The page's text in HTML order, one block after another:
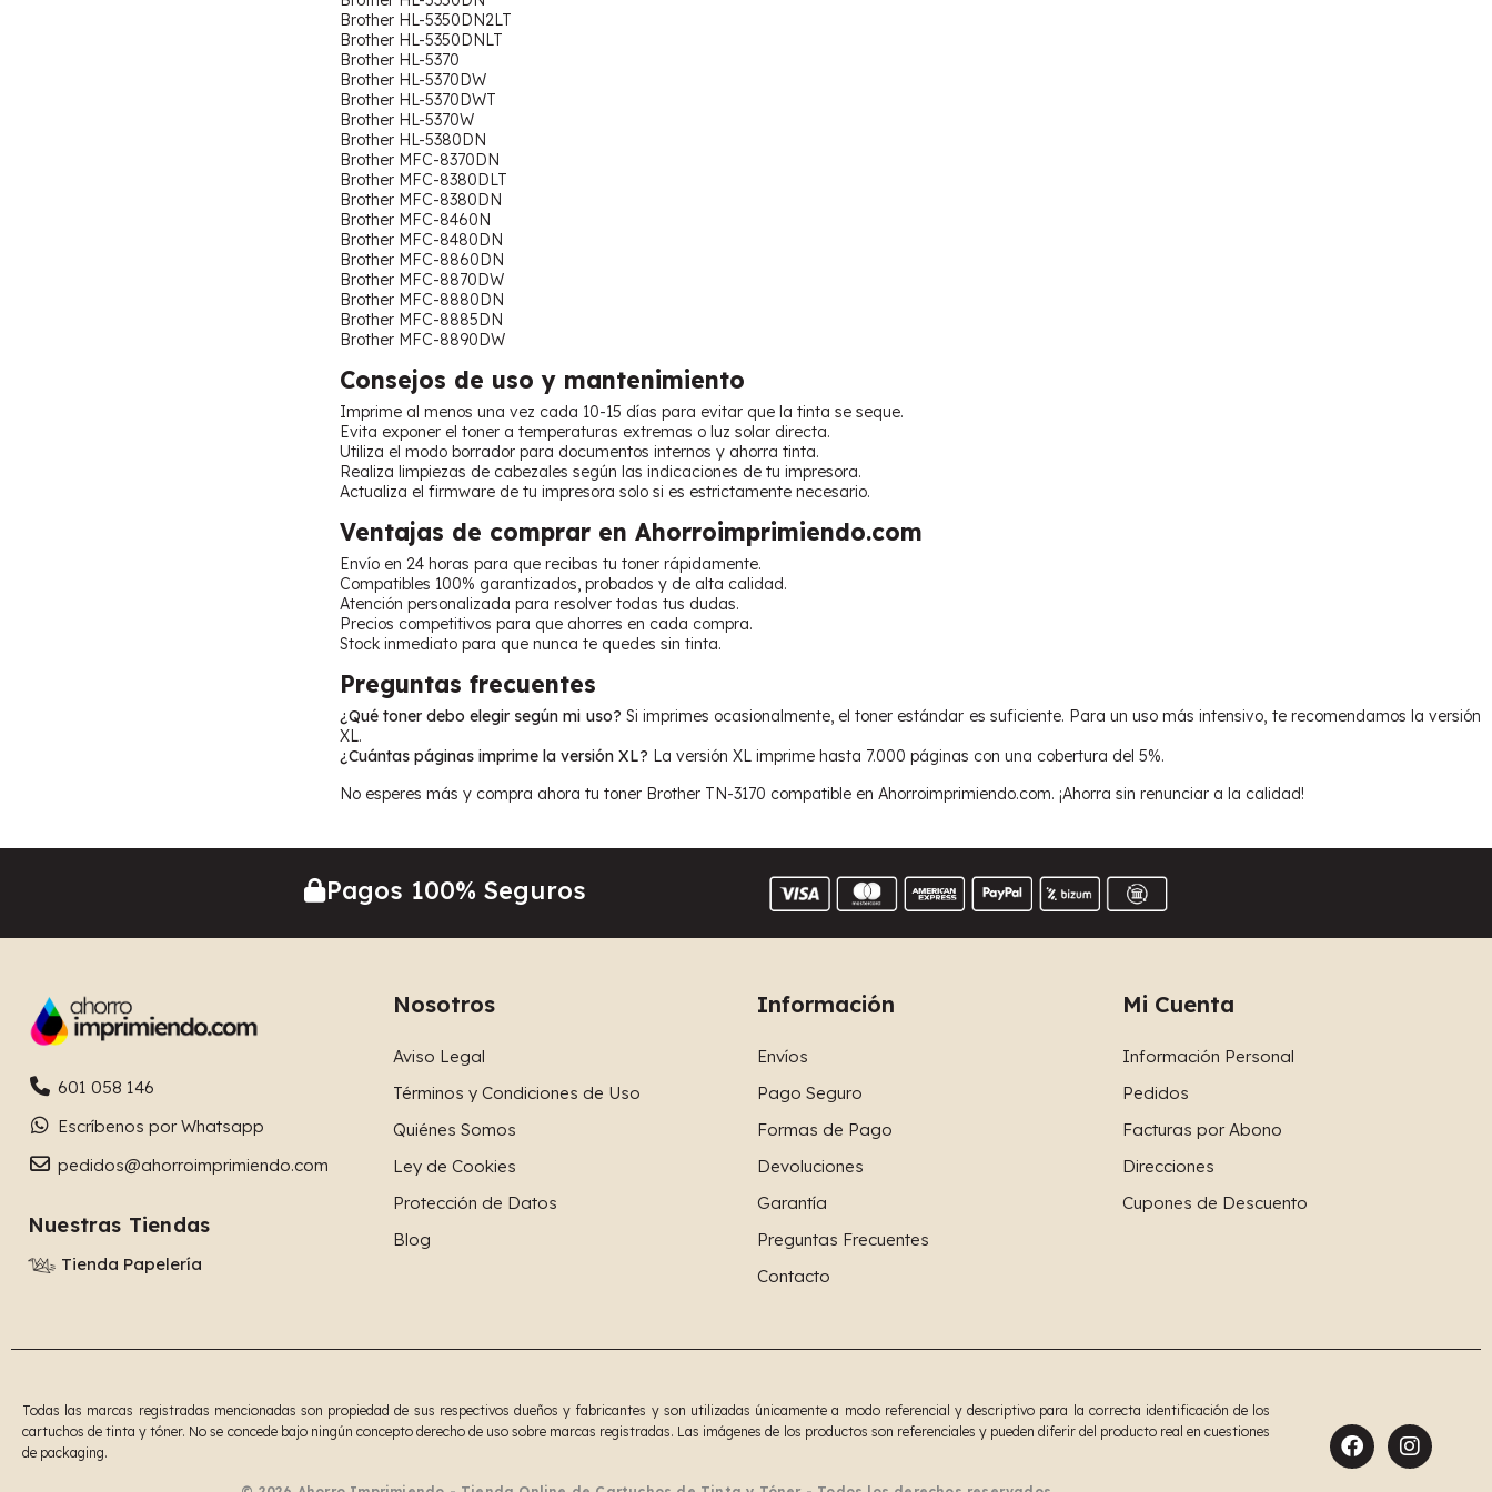
Brother HL-5350DN2LT
Brother HL-5350DNLT
Brother HL-5370
Brother HL-5370DW
Brother HL-5370DWT
Brother HL-5370W
Brother HL-5380DN
Brother MFC-8370DN
Brother MFC-8380DLT
Brother MFC-8380DN
Brother MFC-8460N
Brother MFC-8480DN
Brother MFC-8860DN
Brother MFC-8870DW
Brother MFC-8880DN
Brother MFC-8885DN
Brother MFC-8890DW
Consejos de uso y mantenimiento
Imprime al menos una vez cada 10-15 días para evitar que la tinta se seque.
Evita exponer el toner a temperaturas extremas o luz solar directa.
Utiliza el modo borrador para documentos internos y ahorra tinta.
Realiza limpiezas de cabezales según las indicaciones de tu impresora.
Actualiza el firmware de tu impresora solo si es estrictamente necesario.
Ventajas de comprar en Ahorroimprimiendo.com
Envío en 24 horas para que recibas tu toner rápidamente.
Compatibles 100% garantizados, probados y de alta calidad.
Atención personalizada para resolver todas tus dudas.
Precios competitivos para que ahorres en cada compra.
Stock inmediato para que nunca te quedes sin tinta.
Preguntas frecuentes
¿Qué toner debo elegir según mi uso? Si imprimes ocasionalmente, el toner estándar es suficiente. Para un uso más intensivo, te recomendamos la versión
XL.
¿Cuántas páginas imprime la versión XL? La versión XL imprime hasta 7.000 páginas con una cobertura del 5%.
No esperes más y compra ahora tu toner Brother TN-3170 compatible en Ahorroimprimiendo.com. ¡Ahorra sin renunciar a la calidad!
Pagos 100% Seguros
601 058 146
Escríbenos por Whatsapp
pedidos@ahorroimprimiendo.com
Nuestras Tiendas
Tienda Papelería
Nosotros
Aviso Legal
Términos y Condiciones de Uso
Quiénes Somos
Ley de Cookies
Protección de Datos
Blog
Información
Envíos
Pago Seguro
Formas de Pago
Devoluciones
Garantía
Preguntas Frecuentes
Contacto
Mi Cuenta
Información Personal
Pedidos
Facturas por Abono
Direcciones
Cupones de Descuento
Todas las marcas registradas mencionadas son propiedad de sus respectivos dueños y fabricantes y son utilizadas únicamente a modo referencial y descriptivo para la correcta identificación de los
cartuchos de tinta y tóner. No se concede bajo ningún concepto derecho de uso sobre marcas registradas. Las imágenes de los productos son referenciales y pueden diferir del producto real en cuestiones
de packaging.